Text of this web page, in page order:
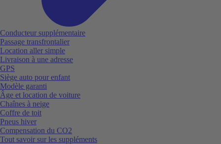
Conducteur supplémentaire
Passage transfrontalier
Location aller simple
Livraison à une adresse
GPS
Siège auto pour enfant
Modèle garanti
Âge et location de voiture
Chaînes à neige
Coffre de toit
Pneus hiver
Compensation du CO2
Tout savoir sur les suppléments